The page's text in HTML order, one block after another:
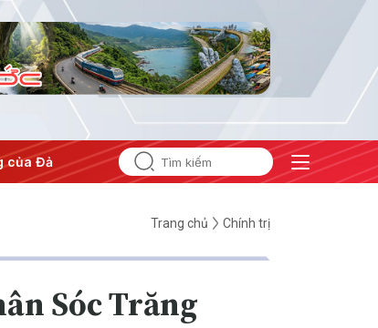
Đảng #Hội nghị Trung ương 3
Trang chủ Chính trị
Sóc Trăng